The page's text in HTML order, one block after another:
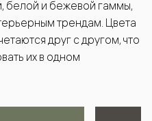
белой и бежевой гаммы,
трендам. Цвета
друг с другом, что
их в одном